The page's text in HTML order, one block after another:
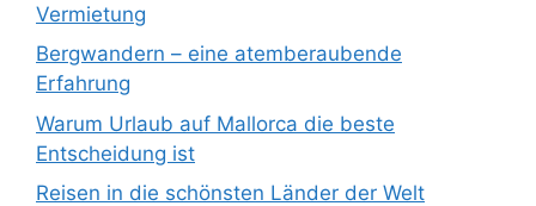
Vermietung
Bergwandern – eine atemberaubende
Erfahrung
Warum Urlaub auf Mallorca die beste
Entscheidung ist
Reisen in die schönsten Länder der Welt